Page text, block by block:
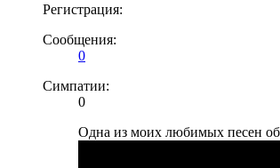
Регистрация:
Сообщения:
0
Симпатии:
0
Одна из моих любимых песен